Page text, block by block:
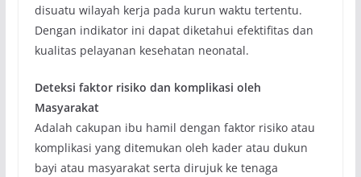
disuatu wilayah kerja pada kurun waktu tertentu.
Dengan indikator ini dapat diketahui efektifitas dan
kualitas pelayanan kesehatan neonatal.
Deteksi faktor risiko dan komplikasi oleh
Masyarakat
Adalah cakupan ibu hamil dengan faktor risiko atau
komplikasi yang ditemukan oleh kader atau dukun
bayi atau masyarakat serta dirujuk ke tenaga